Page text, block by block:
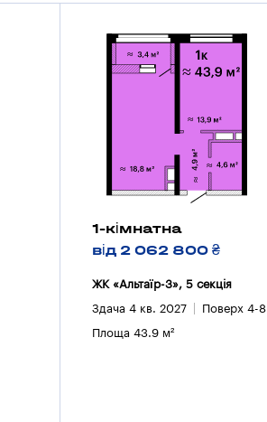
1-кімнатна
від 2 062 800 ₴
ЖК «Альтаїр-3», 5 секцiя
Здача 4 кв. 2027 Поверх 4-8
Площа 43.9 м²